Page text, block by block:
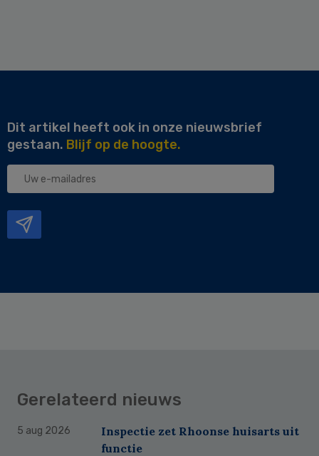
Dit artikel heeft ook in onze nieuwsbrief
gestaan. Blijf op de hoogte.
Uw
Gerelateerd nieuws
5 aug 2026
Inspectie zet Rhoonse huisarts uit
functie